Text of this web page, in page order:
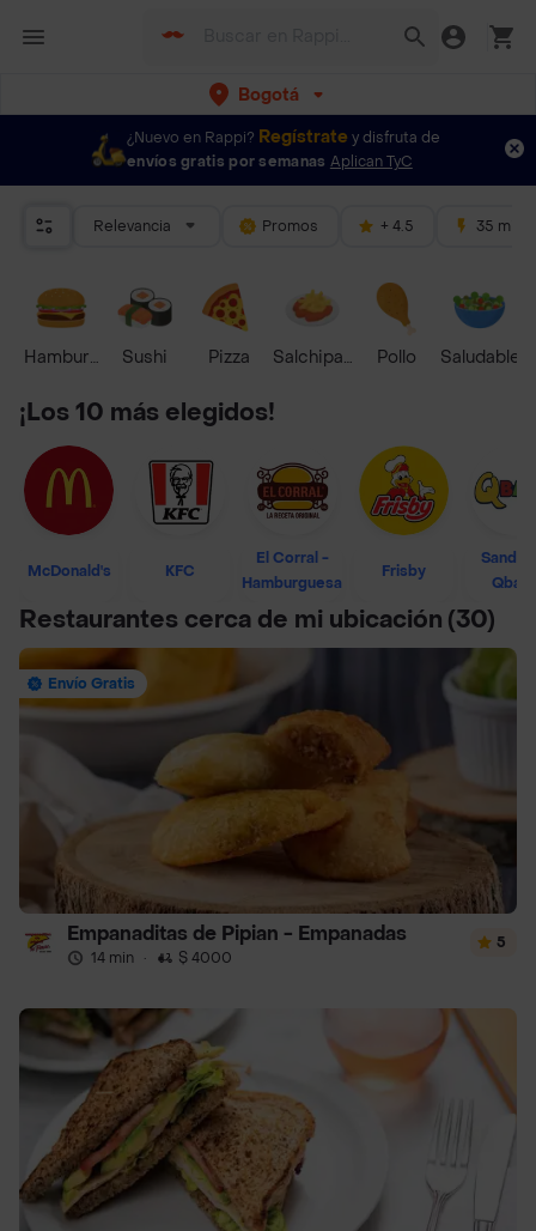
Bogotá
¿Nuevo en Rappi? Regístrate y disfruta de
envíos gratis por semanas Aplican TyC
Relevancia Promos + 4.5 35 mins
HamburguesaSushi Pizza Salchipapas Pollo Saludable
¡Los 10 más elegidos!
McDonald's KFC
El Corral -
Hamburguesa
Frisby
Restaurantes cerca de mi ubicación (30)
Envío Gratis
Empanaditas de Pipian - Empanadas
14 min · $ 4000
5